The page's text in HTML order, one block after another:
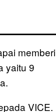
memberi
yaitu 9
VICE.